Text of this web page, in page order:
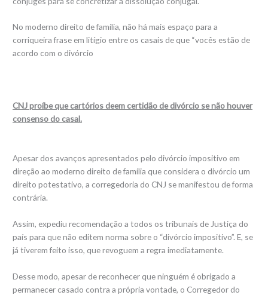
No moderno direito de família, não há mais espaço para a
corriqueira frase em litígio entre os casais de que “vocês estão de
acordo com o divórcio
CNJ proíbe que cartórios deem certidão de divórcio se não houver
consenso do casal.
Apesar dos avanços apresentados pelo divórcio impositivo em
direção ao moderno direito de família que considera o divórcio um
direito potestativo, a corregedoria do CNJ se manifestou de forma
contrária.
Assim, expediu recomendação a todos os tribunais de Justiça do
país para que não editem norma sobre o “divórcio impositivo”. E, se
já tiverem feito isso, que revoguem a regra imediatamente.
Desse modo, apesar de reconhecer que ninguém é obrigado a
permanecer casado contra a própria vontade, o Corregedor do